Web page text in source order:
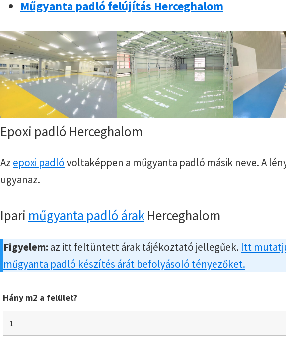
Műgyanta padló felújítás Herceghalom
Epoxi padló Herceghalom
Az epoxi padlóvoltaképpen a műgyanta padló másik neve. A
ugyanaz.
Ipari műgyanta padló árak Herceghalom
Figyelem: az itt feltüntett árak tájékoztató jellegűek. Itt
műgyanta padló készítés árát befolyásoló tényezőket.
Hány m2 a felület?